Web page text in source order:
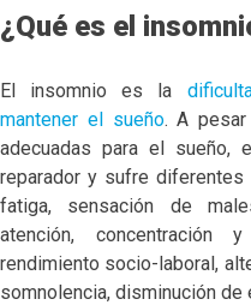
¿Qué es el
El insomnio es la
mantener el sueño. A
adecuadas para el sueño,
reparador y sufre diferentes
fatiga, sensación de
atención,
rendimiento socio-laboral,
somnolencia, disminución de